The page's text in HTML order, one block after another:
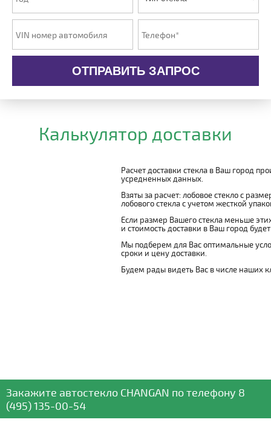
ОТПРАВИТЬ ЗАПРОС
Калькулятор доставки
Расчет доставки стекла в Ваш город
усредненных данных.
Взяты за расчет: лобовое стекло с
лобового стекла с учетом жесткой
Если размер Вашего стекла меньше
и стоимость доставки в Ваш город
Мы подберем для Вас оптимальные
сроки и цену доставки.
Будем рады видеть Вас в числе наших
Закажите автостекло CHANGAN по телефону 8
(495) 135-00-54